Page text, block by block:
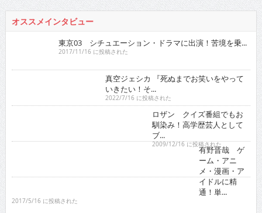
オススメインタビュー
東京03 シチュエーション・ドラマに出演！苦境を乗...
2017/11/16 に投稿された
真空ジェシカ 『死ぬまでお笑いをやっていきたい！そ...
2022/7/16 に投稿された
ロザン クイズ番組でもお馴染み！高学歴芸人として
有野晋哉 ゲーム・アニメ・漫画・アイドルに精通！
ゴー☆ジャス 『夢が叶うというのは直線ではなくい
ろ...
2021/11/16 に投稿された